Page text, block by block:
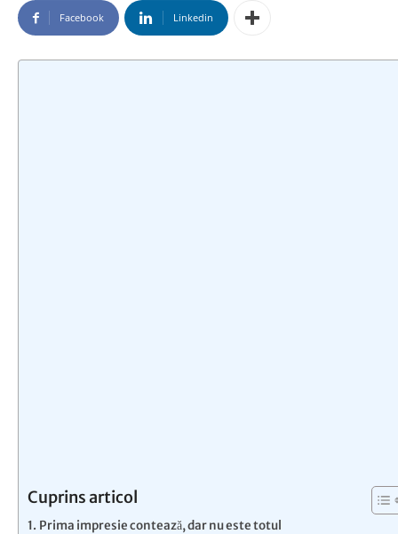
Facebook Linkedin
Cuprins articol
Prima impresie contează, dar nu este totul